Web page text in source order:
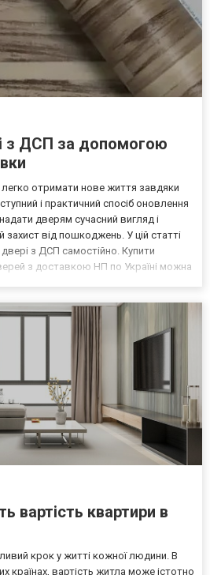
з ДСП за допомогою
отримати нове життя завдяки
і практичний спосіб оновлення
дверям сучасний вигляд і
захист від пошкоджень. У цій статті
з ДСП самостійно. Купити
з доставкою НП по Україні можна
вартість квартири в
крок у житті кожної людини. В
країнах, вартість житла може істотно